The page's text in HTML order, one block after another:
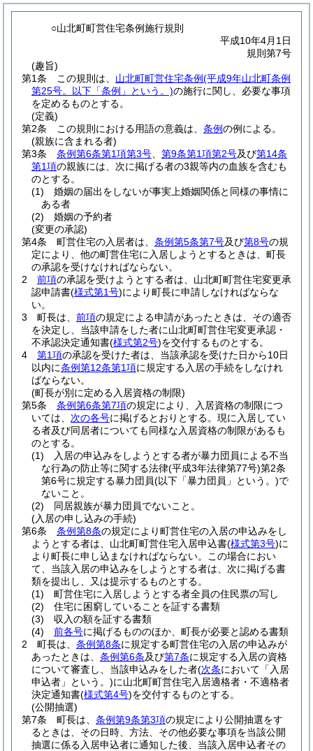
○山北町町営住宅条例施行規則
平成10年4月1日
規則第7号
(趣旨)
第1条
この規則は、 山北町町営住宅条例(平成9年山北町条例
第25号。以下「条例」という。)の施行に関し、必要な事項
を定めるものとする。
(定義)
第2条
この規則における用語の意義は、 条例の例による。
(親族に含まれる者)
第3条
条例第6条第1項第3号 第9条第1項第2号及び第14条
第1項の親族には、次に掲げる者の3親等内の血族を含むも
のとする。
(1)
婚姻の届出をしないが事実上婚姻関係と同様の事情に
ある者
(2)
婚姻の予約者
(変更の承認)
第4条
町営住宅の入居者は、 条例第5条第7号及び第8号の規
定により、他の町営住宅に入居しようとするときは、町長
の承認を受けなければならない。
2
前項の承認を受けようとする者は、山北町町営住宅変更承
認申請書(様式第1号)により町長に申請しなければならな
い。
3
町長は、 前項の規定による申請があったときは、その適否
を決定し、当該申請をした者に山北町町営住宅変更承認・
不承認決定通知書(様式第2号)を交付するものとする。
4
第1項の承認を受けた者は、当該承認を受けた日から10日
以内に条例第12条第1項に規定する入居の手続をしなけれ
ばならない。
(町長が別に定める入居資格の制限)
第5条
条例第6条第7項の規定により、入居資格の制限につ
いては、 次の各号に掲げるとおりとする。 現に入居してい
る者及び同居者についても同様な入居資格の制限があるも
のとする。
(1)
入居の申込みをしようとする者が暴力団員による不当
な行為の防止等に関する法律(平成3年法律第77号)第2条
第6号に規定する暴力団員(以下「暴力団員」という。)で
ないこと。
(2)
同居親族が暴力団員でないこと。
(入居の申し込みの手続)
第6条
条例第8条の規定により町営住宅の入居の申込みをし
ようとする者は、山北町町営住宅入居申込書(様式第3号)に
より町長に申し込まなければならない。
この場合におい
て、当該入居の申込みをしようとする者は、次に掲げる書
類を提出し、又は提示するものとする。
(1)
町営住宅に入居しようとする者全員の住民票の写し
(2)
住宅に困窮していることを証する書類
(3)
収入の額を証する書類
(4)
前各号に掲げるもののほか、町長が必要と認める書類
2
町長は、 条例第8条に規定する町営住宅の入居の申込みが
あったときは、 条例第6条及び第7条に規定する入居の資格
について審査し、当該申込みをした者(次条において「入居
申込者」という。)に山北町町営住宅入居適格者・不適格者
決定通知書(様式第4号)を交付するものとする。
(公開抽選)
第7条
町長は、 条例第9条第3項の規定により公開抽選をす
るときは、その日時、方法、その他必要な事項を当該公開
抽選に係る入居申込者に通知した後、当該入居申込者その